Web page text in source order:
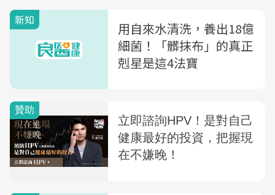
新知
用自來水清洗，養出18億
細菌！「髒抹布」的真正
剋星是這4法寶